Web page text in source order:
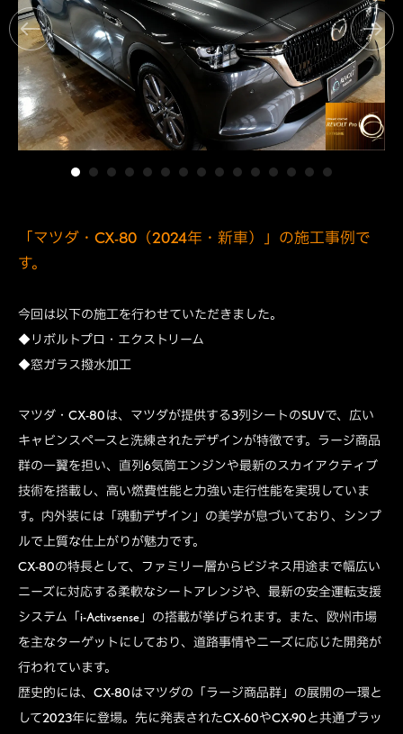
「マツダ・CX-80（2024年・新車）」の施工事例で
す。
今回は以下の施工を行わせていただきました。
◆リボルトプロ・エクストリーム
◆窓ガラス撥水加工
マツダ・CX-80は、マツダが提供する3列シートのSUVで、広い
キャビンスペースと洗練されたデザインが特徴です。ラージ商品
群の一翼を担い、直列6気筒エンジンや最新のスカイアクティブ
技術を搭載し、高い燃費性能と力強い走行性能を実現していま
す。内外装には「魂動デザイン」の美学が息づいており、シンプ
ルで上質な仕上がりが魅力です。
CX-80の特長として、ファミリー層からビジネス用途まで幅広い
ニーズに対応する柔軟なシートアレンジや、最新の安全運転支援
システム「i-Activsense」の搭載が挙げられます。また、欧州市場
を主なターゲットにしており、道路事情やニーズに応じた開発が
行われています。
歴史的には、CX-80はマツダの「ラージ商品群」の展開の一環と
して2023年に登場。先に発表されたCX-60やCX-90と共通プラッ